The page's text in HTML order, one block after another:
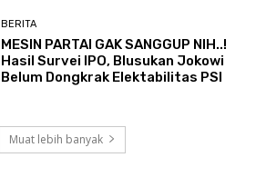
BERITA
MESIN PARTAI GAK SANGGUP NIH..!
Hasil Survei IPO, Blusukan Jokowi
Belum Dongkrak Elektabilitas PSI
Muat lebih banyak